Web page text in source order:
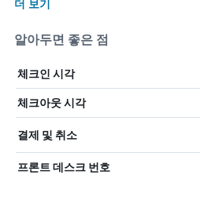
더 보기
알아두면 좋은 점
체크인 시각
체크아웃 시각
결제 및 취소
프론트 데스크 번호